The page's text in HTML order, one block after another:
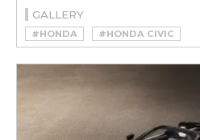
GALLERY
#HONDA
#HONDA CIVIC
#HONDA CIVIC TYPE R